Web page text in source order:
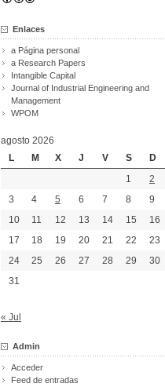
Enlaces
a Página personal
a Research Papers
Intangible Capital
Journal of Industrial Engineering and
Management
WPOM
agosto 2026
L
M X J V S
D
1
2
3
4 5 6 7 8
9
10
11 12 13 14 15
16
17
18 19 20 21 22
23
24
25 26 27 28 29
30
31
« Jul
Admin
Acceder
Feed de entradas